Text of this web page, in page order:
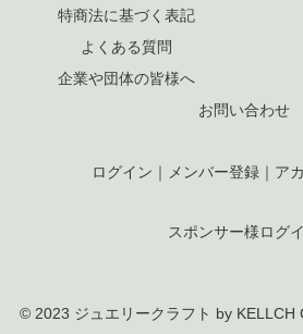
特商法に基づく表記
よくある質問
企業や団体の皆様へ
お問い合わせ
ログイン ｜ メンバー登録 ｜ ア
スポンサー様ログ
© 2023 ジュエリークラフト by KELLCH